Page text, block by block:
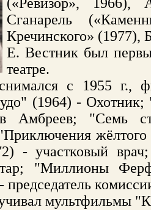
Сганарель
Кречинского» (1977),
Е. Вестник был
театре.
с 1955 г.,
(1964) -
Амбреев; "Семь
- участковый
"Миллионы
мультфильмы